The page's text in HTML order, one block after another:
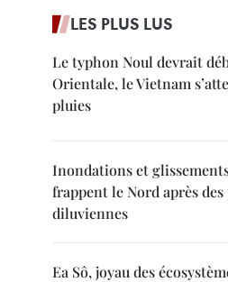
LES PLUS LUS
Le typhon Noul devrait
Orientale, le Vietnam
pluies
Inondations et
frappent le Nord après des
diluviennes
Ea Sô, joyau des